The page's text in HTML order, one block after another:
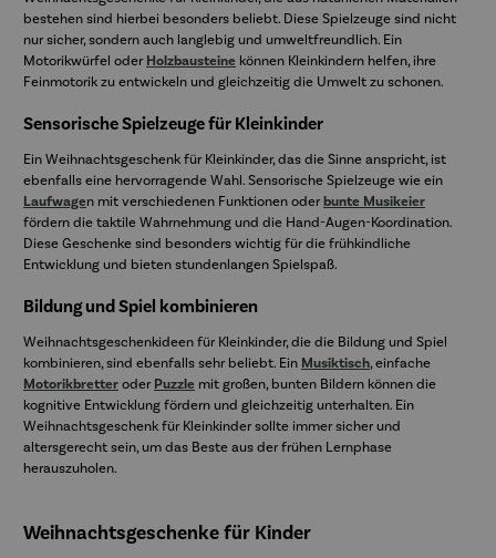
bestehen sind hierbei besonders beliebt. Diese Spielzeuge sind nicht
nur sicher, sondern auch langlebig und umweltfreundlich. Ein
Motorikwürfel oderHolzbausteine können Kleinkindern helfen, ihre
Feinmotorik zu entwickeln und gleichzeitig die Umwelt zu schonen.
Sensorische Spielzeuge für Kleinkinder
Ein Weihnachtsgeschenk für Kleinkinder, das die Sinne anspricht, ist
ebenfalls eine hervorragende Wahl. Sensorische Spielzeuge wie ein
Laufwagen mit verschiedenen Funktionen oderbunte Musikeier
fördern die taktile Wahrnehmung und die Hand-Augen-Koordination.
Diese Geschenke sind besonders wichtig für die frühkindliche
Entwicklung und bieten stundenlangen Spielspaß.
Bildung und Spiel kombinieren
Weihnachtsgeschenkideen für Kleinkinder, die die Bildung und Spiel
kombinieren, sind ebenfalls sehr beliebt. Ein Musiktisch, einfache
MotorikbretteroderPuzzle mit großen, bunten Bildern können die
kognitive Entwicklung fördern und gleichzeitig unterhalten. Ein
Weihnachtsgeschenk für Kleinkinder sollte immer sicher und
altersgerecht sein, um das Beste aus der frühen Lernphase
herauszuholen.
Weihnachtsgeschenke für Kinder